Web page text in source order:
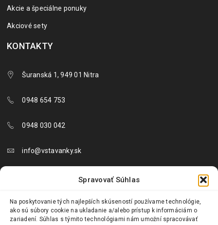
Spravovať Súhlas
Na poskytovanie tých najlepších skúseností používame technológie,
ako sú súbory cookie na ukladanie a/alebo prístup k informáciám o
zariadení. Súhlas s týmito technológiami nám umožní spracovávať
Akcie a špeciálne ponuky
Akciové sety
KONTAKTY
Šuranská 1, 949 01 Nitra
0948 654 753
0948 030 042
info@vstavanky.sk
objednavky@vstavanky.sk
reklamacie@vstavanky.sk